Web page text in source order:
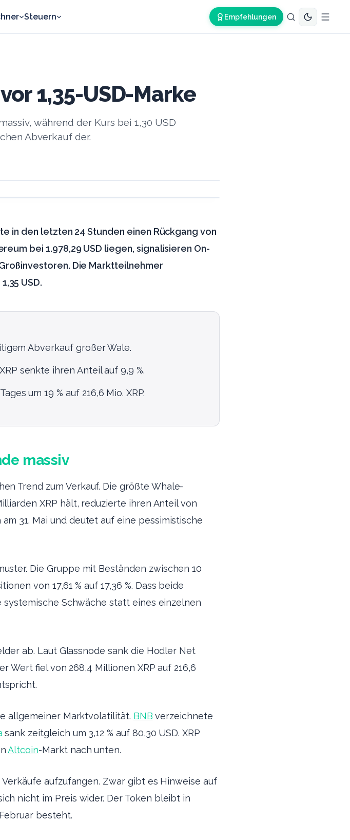
Steuern Empfehlungen
1,35-USD-Marke
während der Kurs bei 1,30 USD
Abverkauf der.
in den letzten 24 Stunden einen Rückgang von
bei 1.978,29 USD liegen, signalisieren On-
Die Marktteilnehmer
USD.
Abverkauf großer Wale.
senkte ihren Anteil auf 9,9 %.
um 19 % auf 216,6 Mio. XRP.
massiv
Trend zum Verkauf. Die größte Whale-
XRP hält, reduzierte ihren Anteil von
31. Mai und deutet auf eine pessimistische
Die Gruppe mit Beständen zwischen 10
von 17,61 % auf 17,36 %. Dass beide
Schwäche statt eines einzelnen
ab. Laut Glassnode sank die Hodler Net
Wert fiel von 268,4 Millionen XRP auf 216,6
allgemeiner Marktvolatilität. BNB verzeichnete
sank zeitgleich um 3,12 % auf 80,30 USD. XRP
Altcoin-Markt nach unten.
aufzufangen. Zwar gibt es Hinweise auf
nicht im Preis wider. Der Token bleibt in
besteht.